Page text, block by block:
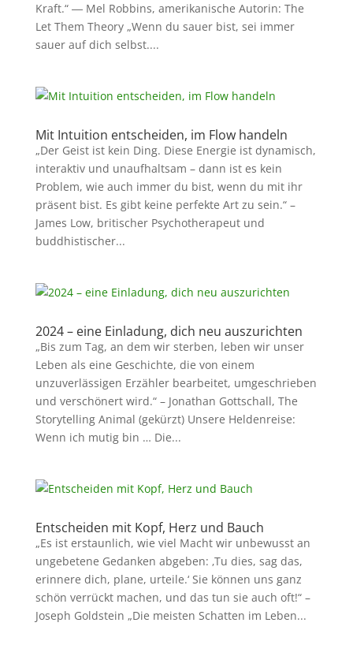
Kraft.“ ― Mel Robbins, amerikanische Autorin: The
Let Them Theory „Wenn du sauer bist, sei immer
sauer auf dich selbst....
Mit Intuition entscheiden, im Flow handeln
„Der Geist ist kein Ding. Diese Energie ist dynamisch,
interaktiv und unaufhaltsam – dann ist es kein
Problem, wie auch immer du bist, wenn du mit ihr
präsent bist. Es gibt keine perfekte Art zu sein.“ –
James Low, britischer Psychotherapeut und
buddhistischer...
2024 – eine Einladung, dich neu auszurichten
„Bis zum Tag, an dem wir sterben, leben wir unser
Leben als eine Geschichte, die von einem
unzuverlässigen Erzähler bearbeitet, umgeschrieben
und verschönert wird.“ – Jonathan Gottschall, The
Storytelling Animal (gekürzt) Unsere Heldenreise:
Wenn ich mutig bin … Die...
Entscheiden mit Kopf, Herz und Bauch
„Es ist erstaunlich, wie viel Macht wir unbewusst an
ungebetene Gedanken abgeben: ‚Tu dies, sag das,
erinnere dich, plane, urteile.‘ Sie können uns ganz
schön verrückt machen, und das tun sie auch oft!“ –
Joseph Goldstein „Die meisten Schatten im Leben...